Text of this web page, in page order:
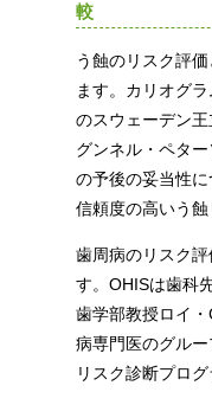
較
う蝕のリスク評
ます。カリオグ
のスウェーデン
グンネル・ペタ
の予後の妥当性
信頼度の高いう蝕
歯周病のリスク
す。OHISは歯科
歯学部教授ロイ
病専門医のグル
リスク診断プログ